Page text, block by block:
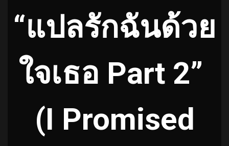
“แปลรักฉันด้วย
ใจเธอ Part 2”
(I Promised